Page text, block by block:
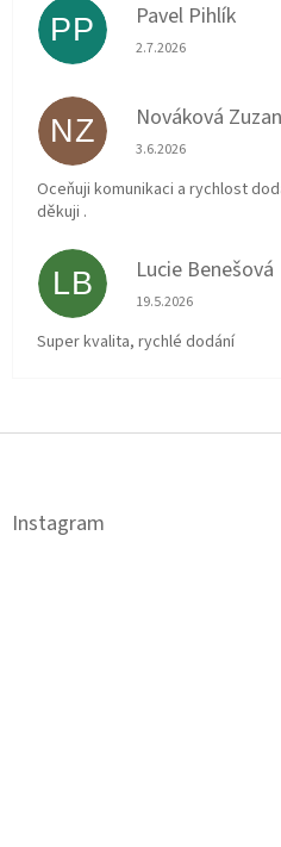
PP Pavel Pihlík
Hodnocení obchodu
2.7.2026
NZ Nováková
Hodnocení obchodu
3.6.2026
Oceňuji komunikaci a rychlost
děkuji .
LB Lucie Benešová
Hodnocení obchodu
19.5.2026
Super kvalita, rychlé dodání
Z
Instagram